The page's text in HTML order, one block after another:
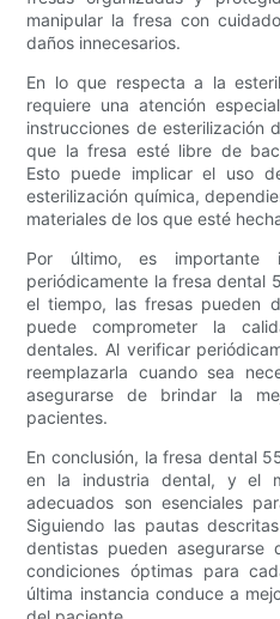
manipular la fresa con
daños innecesarios.
En lo que respecta a la
requiere una atención
instrucciones de esterilización
que la fresa esté libre de
Esto puede implicar el uso
esterilización química,
materiales de los que esté
Por último, es importante
periódicamente la fresa dental
el tiempo, las fresas pueden
puede comprometer la
dentales. Al verificar
reemplazarla cuando sea
asegurarse de brindar la
pacientes.
En conclusión, la fresa dental
en la industria dental, y el
adecuados son esenciales
Siguiendo las pautas
dentistas pueden
condiciones óptimas para
última instancia conduce a